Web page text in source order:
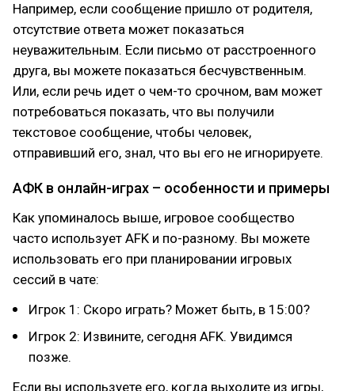
Например, если сообщение пришло от родителя,
отсутствие ответа может показаться
неуважительным. Если письмо от расстроенного
друга, вы можете показаться бесчувственным.
Или, если речь идет о чем-то срочном, вам может
потребоваться показать, что вы получили
текстовое сообщение, чтобы человек,
отправивший его, знал, что вы его не игнорируете.
АФК в онлайн-играх – особенности и примеры
Как упоминалось выше, игровое сообщество
часто использует AFK и по-разному. Вы можете
использовать его при планировании игровых
сессий в чате:
Игрок 1: Скоро играть? Может быть, в 15:00?
Игрок 2: Извините, сегодня AFK. Увидимся
позже.
Если вы используете его, когда выходите из игры,